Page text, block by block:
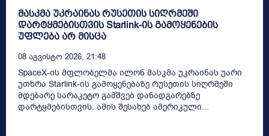
მასკმა უკრაინას რუსეთის სიღრმეში
დარტყმებისთვის Starlink-ის გამოყენების
უფლება არ მისცა
08 Აგვისტო 2026, 21:48
SpaceX-ის მფლობელმა ილონ მასკმა უკრაინას უარი
უთხრა Starlink-ის გამოყენებაზე რუსეთის სიღრმეში
მდებარე სარაკეტო გამშვებ დანადგარებზე
დარტყმებისთვის. ამის შესახებ ამერიკული...